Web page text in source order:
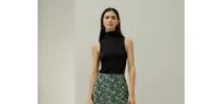
TendenzeGuida al guardaroba